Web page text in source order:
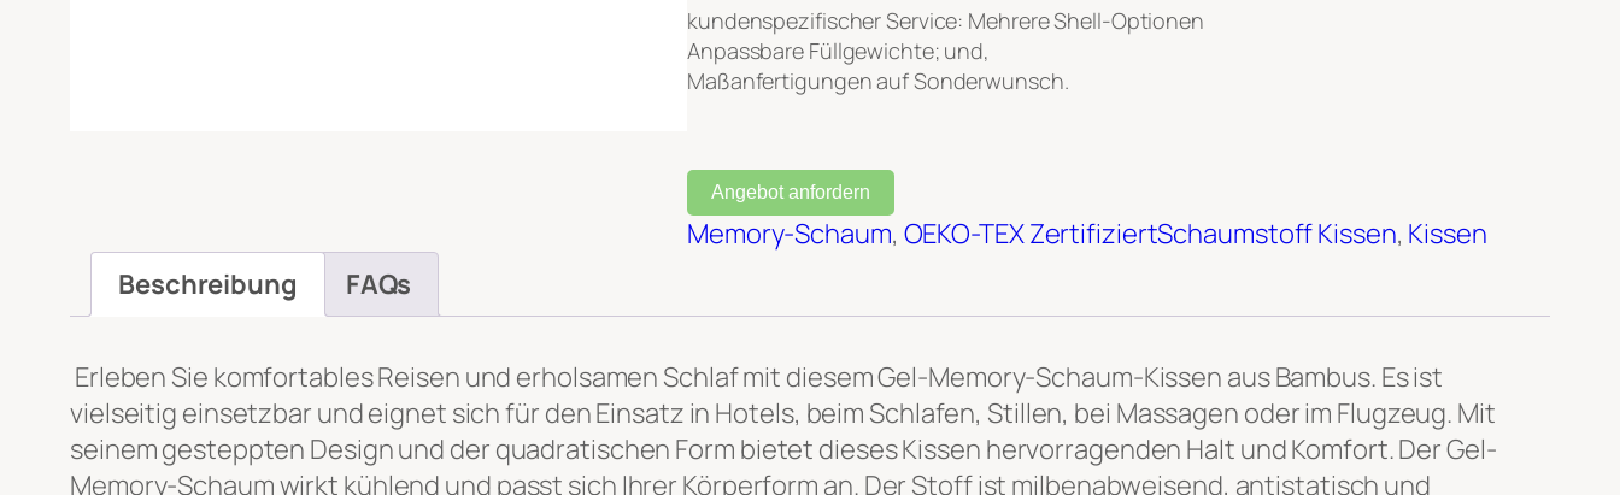
kundenspezifischer Service: Mehrere Shell-Optionen
Anpassbare Füllgewichte; und,
Maßanfertigungen auf Sonderwunsch.
Angebot anfordern
Memory-Schaum, OEKO-TEX ZertifiziertSchaumstoff Kissen, Kissen
Beschreibung
FAQs
Erleben Sie komfortables Reisen und erholsamen Schlaf mit diesem Gel-Memory-Schaum-Kissen aus Bambus. Es ist
vielseitig einsetzbar und eignet sich für den Einsatz in Hotels, beim Schlafen, Stillen, bei Massagen oder im Flugzeug. Mit
seinem gesteppten Design und der quadratischen Form bietet dieses Kissen hervorragenden Halt und Komfort. Der Gel-
Memory-Schaum wirkt kühlend und passt sich Ihrer Körperform an. Der Stoff ist milbenabweisend, antistatisch und
Datei-Upload
Hochladen